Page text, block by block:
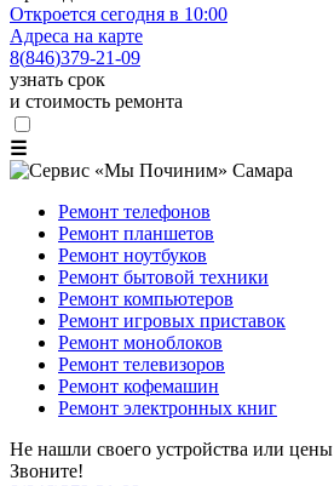
Откроется сегодня в 10:00
Адреса на карте
8(846)379-21-09
узнать срок
и стоимость ремонта
☰
Ремонт телефонов
Ремонт планшетов
Ремонт ноутбуков
Ремонт бытовой техники
Ремонт компьютеров
Ремонт игровых приставок
Ремонт моноблоков
Ремонт телевизоров
Ремонт кофемашин
Ремонт электронных книг
Не нашли своего устройства или
Звоните!